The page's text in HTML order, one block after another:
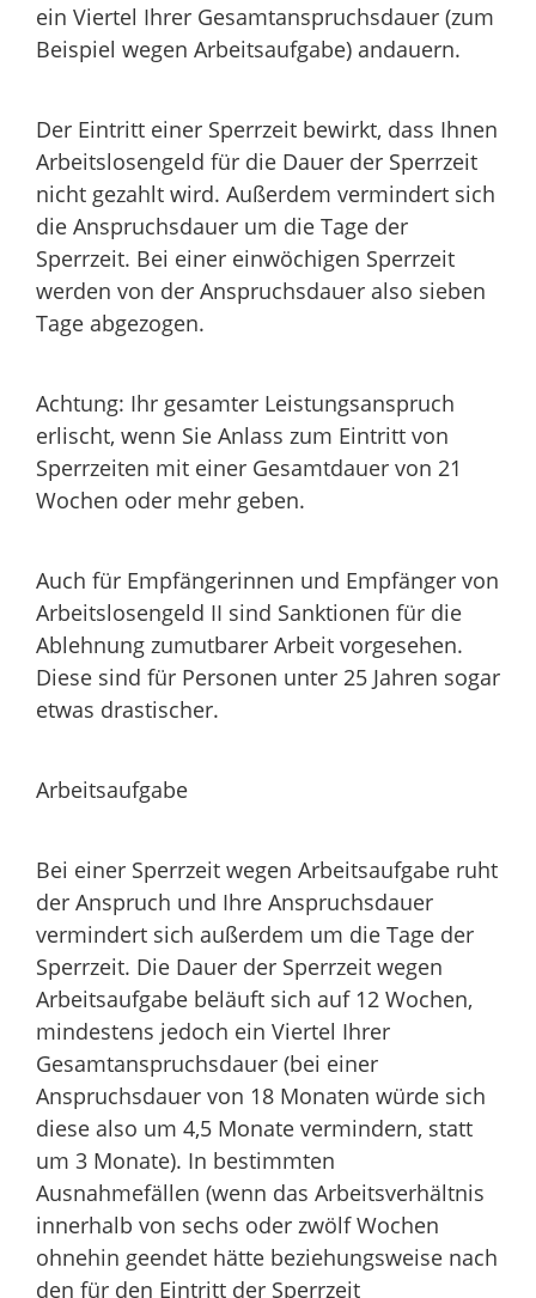
ein Viertel Ihrer Gesamtanspruchsdauer (zum
Beispiel wegen Arbeitsaufgabe) andauern.
Der Eintritt einer Sperrzeit bewirkt, dass Ihnen
Arbeitslosengeld für die Dauer der Sperrzeit
nicht gezahlt wird. Außerdem vermindert sich
die Anspruchsdauer um die Tage der
Sperrzeit. Bei einer einwöchigen Sperrzeit
werden von der Anspruchsdauer also sieben
Tage abgezogen.
Achtung: Ihr gesamter Leistungsanspruch
erlischt, wenn Sie Anlass zum Eintritt von
Sperrzeiten mit einer Gesamtdauer von 21
Wochen oder mehr geben.
Auch für Empfängerinnen und Empfänger von
Arbeitslosengeld II sind Sanktionen für die
Ablehnung zumutbarer Arbeit vorgesehen.
Diese sind für Personen unter 25 Jahren sogar
etwas drastischer.
Arbeitsaufgabe
Bei einer Sperrzeit wegen Arbeitsaufgabe ruht
der Anspruch und Ihre Anspruchsdauer
vermindert sich außerdem um die Tage der
Sperrzeit. Die Dauer der Sperrzeit wegen
Arbeitsaufgabe beläuft sich auf 12 Wochen,
mindestens jedoch ein Viertel Ihrer
Gesamtanspruchsdauer (bei einer
Anspruchsdauer von 18 Monaten würde sich
diese also um 4,5 Monate vermindern, statt
um 3 Monate). In bestimmten
Ausnahmefällen (wenn das Arbeitsverhältnis
innerhalb von sechs oder zwölf Wochen
ohnehin geendet hätte beziehungsweise nach
den für den Eintritt der Sperrzeit